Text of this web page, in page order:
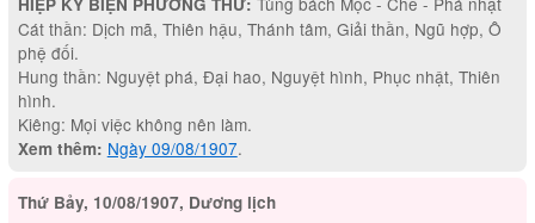
HIỆP KỶ BIỆN PHƯƠNG THƯ:
Cát thần: Dịch mã, Thiên hậu, Thánh tâm, Giải thần, Ngũ hợp, Ô
phệ đối.
Hung thần: Nguyệt phá, Đại hao, Nguyệt hình, Phục nhật, Thiên
hình.
Kiêng: Mọi việc không nên làm.
Xem thêm: Ngày 09/08/1907.
Thứ Bảy, 10/08/1907, Dương lịch